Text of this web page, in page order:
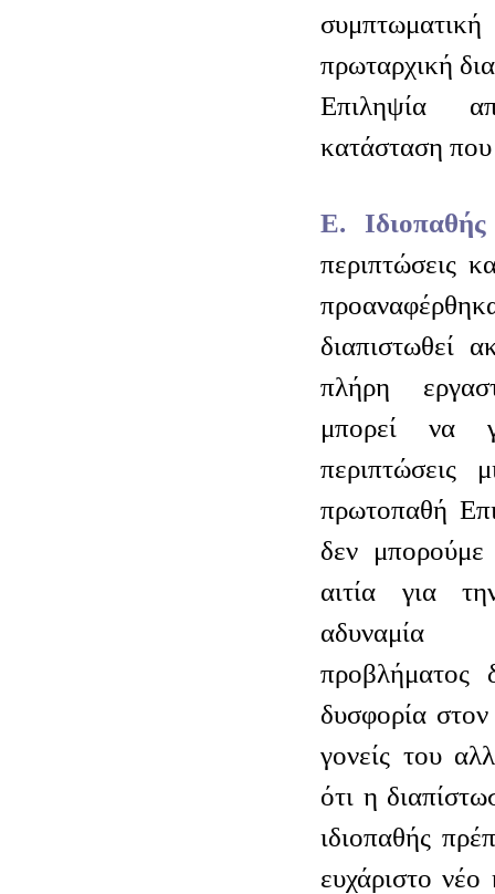
πρωταρχική
Επιληψία
κατάσταση που
Ε. Ιδιοπαθής
περιπτώσεις
διαπιστωθεί
πλήρη
μπορεί να
περιπτώσεις
πρωτοπαθή
δεν μπορούμε
αιτία για
αδυναμία
προβλήματος
δυσφορία
γονείς του
ότι η
ιδιοπαθής
ευχάριστο